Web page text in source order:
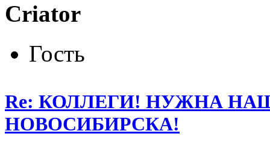
Criator
Гость
Re: КОЛЛЕГИ! НУЖНА
НОВОСИБИРСКА!